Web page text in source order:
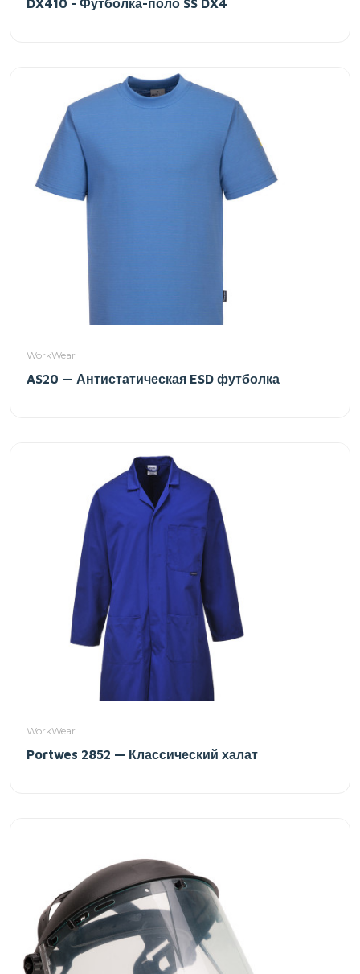
DX410 - Футболка-поло SS DX4
WorkWear
AS20 — Антистатическая ESD футболка
WorkWear
Portwes 2852 — Классический халат